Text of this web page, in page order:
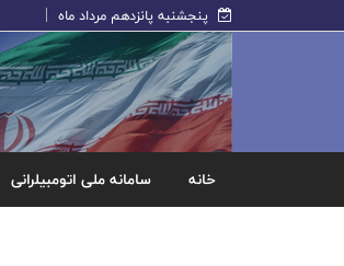
پنجشنبه پانزدهم مرداد ماه
خانه سامانه ملی اتومبیلرانی